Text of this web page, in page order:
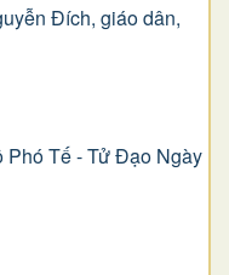
Ðích, giáo dân,
Phó Tế - Tử Đạo Ngày